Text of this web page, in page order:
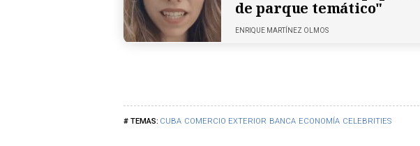
CUBA COMERCIO EXTERIOR BANCA ECONOMÍA CELEBRITIES
de parque temático"
ENRIQUE MARTÍNEZ OLMOS